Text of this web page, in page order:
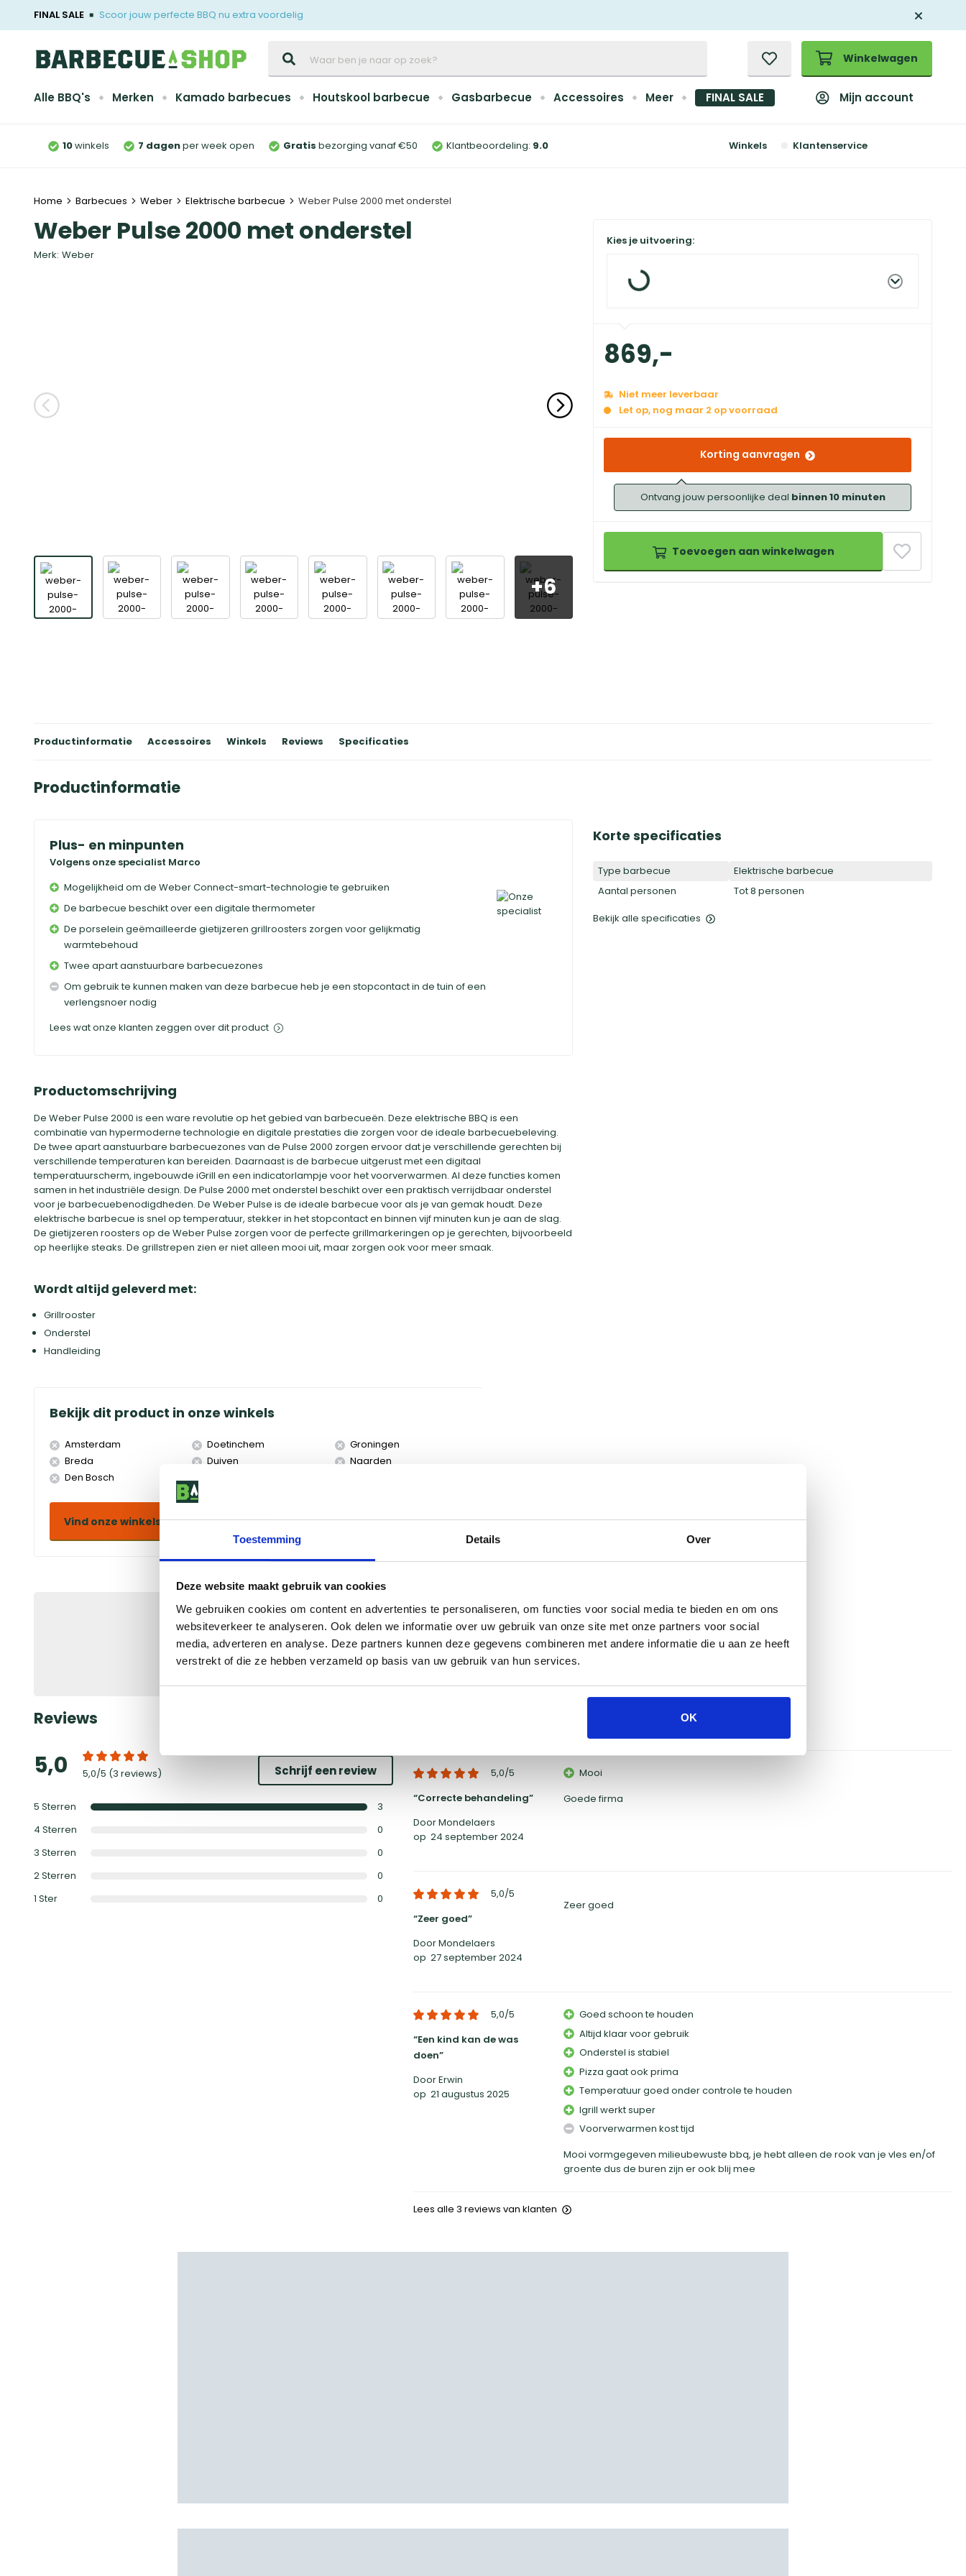
Toestemming Details Over
Deze website maakt gebruik van cookies
We gebruiken cookies om content en advertenties te personaliseren, om functies voor social media te bieden en om ons
websiteverkeer te analyseren. Ook delen we informatie over uw gebruik van onze site met onze partners voor social
media, adverteren en analyse. Deze partners kunnen deze gegevens combineren met andere informatie die u aan ze heeft
verstrekt of die ze hebben verzameld op basis van uw gebruik van hun services.
OK
FINAL SALE Scoor jouw perfecte BBQ nu extra voordelig
Winkelwagen
Alle BBQ's Merken Kamado barbecues Houtskool barbecue Gasbarbecue Accessoires Meer FINAL SALE Mijn account
10winkels 7 dagenper week open Gratis bezorging vanaf €50 Klantbeoordeling: 9.0 Winkels Klantenservice
Home Barbecues Weber Elektrische barbecue Weber Pulse 2000 met onderstel
Weber Pulse 2000 met onderstel
Merk: Weber
+6
Kies je uitvoering:
869,-
Niet meer leverbaar
Let op, nog maar 2 op voorraad
Korting aanvragen
Ontvang jouw persoonlijke deal binnen 10 minuten
Toevoegen aan winkelwagen
Productinformatie Accessoires Winkels Reviews Specificaties
Productinformatie
Plus- en minpunten
Volgens onze specialist Marco
Mogelijkheid om de Weber Connect-smart-technologie te gebruiken
De barbecue beschikt over een digitale thermometer
De porselein geëmailleerde gietijzeren grillroosters zorgen voor gelijkmatig
warmtebehoud
Twee apart aanstuurbare barbecuezones
Om gebruik te kunnen maken van deze barbecue heb je een stopcontact in de tuin of een
verlengsnoer nodig
Lees wat onze klanten zeggen over dit product
Productomschrijving
De Weber Pulse 2000 is een ware revolutie op het gebied van barbecueën. Deze elektrische BBQ is een
combinatie van hypermoderne technologie en digitale prestaties die zorgen voor de ideale barbecuebeleving.
De twee apart aanstuurbare barbecuezones van de Pulse 2000 zorgen ervoor dat je verschillende gerechten bij
verschillende temperaturen kan bereiden. Daarnaast is de barbecue uitgerust met een digitaal
temperatuurscherm, ingebouwde iGrill en een indicatorlampje voor het voorverwarmen. Al deze functies komen
samen in het industriële design. De Pulse 2000 met onderstel beschikt over een praktisch verrijdbaar onderstel
voor je barbecuebenodigdheden. De Weber Pulse is de ideale barbecue voor als je van gemak houdt. Deze
elektrische barbecue is snel op temperatuur, stekker in het stopcontact en binnen vijf minuten kun je aan de slag.
De gietijzeren roosters op de Weber Pulse zorgen voor de perfecte grillmarkeringen op je gerechten, bijvoorbeeld
op heerlijke steaks. De grillstrepen zien er niet alleen mooi uit, maar zorgen ook voor meer smaak.
Wordt altijd geleverd met:
Grillrooster
Onderstel
Handleiding
Korte specificaties
Type barbecue
Elektrische barbecue
Aantal personen
Tot 8 personen
Bekijk alle specificaties
Bekijk dit product in onze winkels
Amsterdam
Breda
Den Bosch
Doetinchem
Duiven
Groningen
Naarden
Vind onze winkels
Ontvanggegarandeerd kortingop dit product. Vraag
naar jouw persoonlijke deal en ontvang een mooie
korting!
Bekijk de actievoorwaarden
Reviews
5,0 5,0/5 (3 reviews) Schrijf een review
5 Sterren
3
4 Sterren
0
3 Sterren
0
2Sterren
0
1 Ster 0
5,0/5
Correcte behandeling
Door Mondelaers
op 24 september 2024
Mooi
Goede firma
5,0/5
Zeer goed
Door Mondelaers
op 27 september 2024
Zeer goed
5,0/5
Een kind kan de was
doen
Door Erwin
op 21 augustus 2025
Goed schoon te houden
Altijd klaar voor gebruik
Onderstel is stabiel
Pizza gaat ook prima
Temperatuur goed onder controle te houden
Igrill werkt super
Voorverwarmen kost tijd
Mooi vormgegeven milieubewuste bbq, je hebt alleen de rook van je vles en/of
groente dus de buren zijn er ook blij mee
Lees alle 3 reviews van klanten